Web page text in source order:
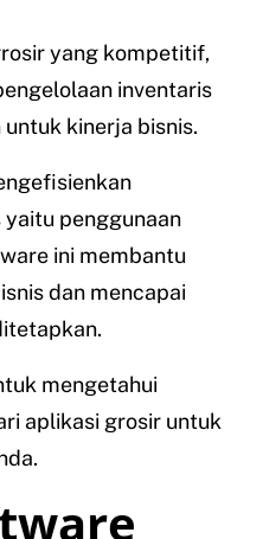
yang kompetitif,
inventaris
kinerja bisnis.
penggunaan
ini membantu
dan mencapai
mengetahui
aplikasi grosir untuk